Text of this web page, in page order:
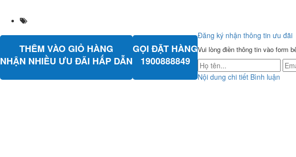
THÊM VÀO GIỎ HÀNG
NHẬN NHIỀU ƯU ĐÃI HẤP DẪN
GỌI ĐẶT HÀNG
1900888849
Đăng ký nhận thông tin ưu đãi
Vui lòng điền thông tin vào form
Nội dung chi tiết Bình luận